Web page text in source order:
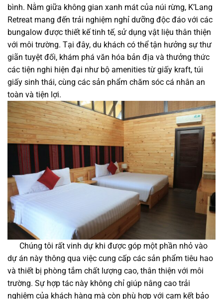
bình. Nằm giữa không gian xanh mát của núi rừng, K’Lang
Retreat mang đến trải nghiệm nghỉ dưỡng độc đáo với các
bungalow được thiết kế tinh tế, sử dụng vật liệu thân thiện
với môi trường. Tại đây, du khách có thể tận hưởng sự thư
giãn tuyệt đối, khám phá văn hóa bản địa và thưởng thức
các tiện nghi hiện đại như bộ amenities từ giấy kraft, túi
giấy sinh thái, cùng các sản phẩm chăm sóc cá nhân an
toàn và tiện lợi.
Chúng tôi rất vinh dự khi được góp một phần nhỏ vào
dự án này thông qua việc cung cấp các sản phẩm tiêu hao
và thiết bị phòng tắm chất lượng cao, thân thiện với môi
trường. Sự hợp tác này không chỉ giúp nâng cao trải
nghiệm của khách hàng mà còn phù hợp với cam kết bảo